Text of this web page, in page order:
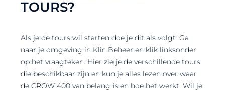
TOURS?
Als je de tours wil starten doe je dit als volgt: Ga
naar je omgeving in Klic Beheer en klik linksonder
op het vraagteken. Hier zie je de verschillende tours
die beschikbaar zijn en kun je alles lezen over waar
de CROW 400 van belang is en hoe het werkt. Wil je